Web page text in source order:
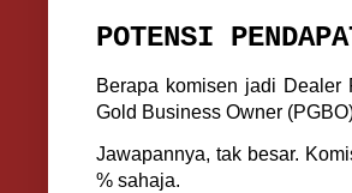
POTENSI
Berapa komisen jadi
Gold Business Owner
Jawapannya, tak besar.
% sahaja.